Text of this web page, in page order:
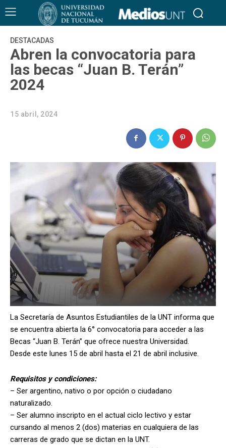
DESTACADAS
Abren la convocatoria para
las becas “Juan B. Terán”
2024
15 abril, 2024
La Secretaría de Asuntos Estudiantiles de la UNT informa que
se encuentra abierta la 6° convocatoria para acceder a las
Becas “Juan B. Terán” que ofrece nuestra Universidad.
Desde este lunes 15 de abril hasta el 21 de abril inclusive.
Requisitos y condiciones:
– Ser argentino, nativo o por opción o ciudadano
naturalizado.
– Ser alumno inscripto en el actual ciclo lectivo y estar
cursando al menos 2 (dos) materias en cualquiera de las
carreras de grado que se dictan en la UNT.